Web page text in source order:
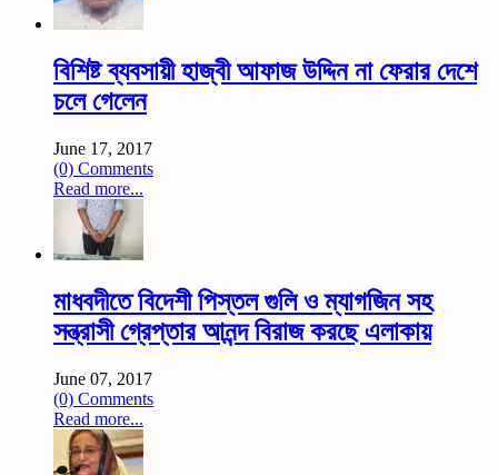
বিশিষ্ট ব্যবসায়ী হাজ্বী আফাজ উদ্দিন না ফেরার দেশে
চলে গেলেন
June 17, 2017
(0) Comments
Read more...
মাধবদীতে বিদেশী পিস্তল গুলি ও ম্যাগজিন সহ
সন্ত্রাসী গ্রেপ্তার আনন্দ বিরাজ করছে এলাকায়
June 07, 2017
(0) Comments
Read more...